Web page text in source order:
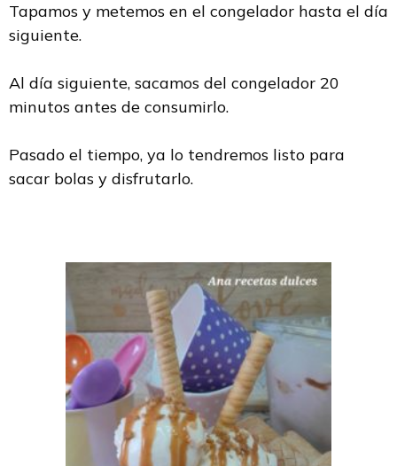
Tapamos y metemos en el congelador hasta el día
siguiente.
Al día siguiente, sacamos del congelador 20
minutos antes de consumirlo.
Pasado el tiempo, ya lo tendremos listo para
sacar bolas y disfrutarlo.